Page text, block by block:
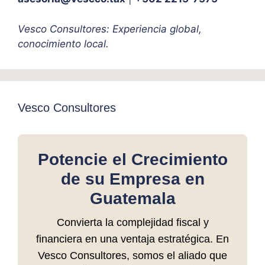
Vesco Consultores: Experiencia global,
conocimiento local.
Vesco Consultores
Potencie el Crecimiento
de su Empresa en
Guatemala
Convierta la complejidad fiscal y
financiera en una ventaja estratégica. En
Vesco Consultores, somos el aliado que